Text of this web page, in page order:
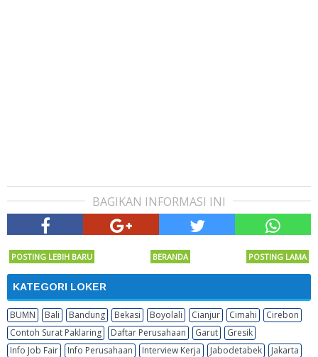
BAGIKAN INFORMASI INI
POSTING LEBIH BARU POSTING LAMA
BERANDA
KATEGORI LOKER
BUMN Bali Bandung Bekasi Boyolali Cianjur Cimahi
Cirebon
Contoh Surat Paklaring
Daftar Perusahaan Garut
Gresik
Info Job Fair
Info Perusahaan Interview Kerja Jabodetabek
Jakarta